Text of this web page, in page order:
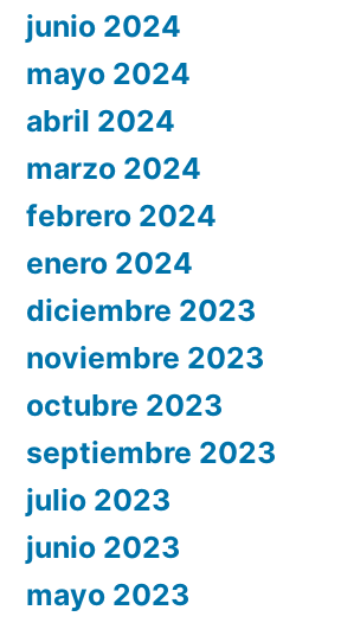
junio 2024
mayo 2024
abril 2024
marzo 2024
febrero 2024
enero 2024
diciembre 2023
noviembre 2023
octubre 2023
septiembre 2023
julio 2023
junio 2023
mayo 2023